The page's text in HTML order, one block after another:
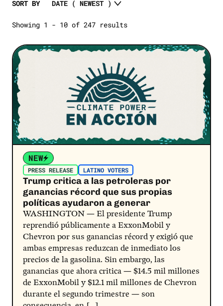
Open Letters
Polling
SEE MORE
2024 Election
SEE MORE
SELECT A STATE
Showing 1 - 10 of 247 results
SORT BY
Post Link
NEW
PRESS RELEASE LATINO VOTERS
Trump critica a las petroleras por
ganancias récord que sus propias
políticas ayudaron a generar
WASHINGTON — El presidente Trump
reprendió públicamente a ExxonMobil y
Chevron por sus ganancias récord y exigió que
ambas empresas reduzcan de inmediato los
precios de la gasolina. Sin embargo, las
ganancias que ahora critica — $14.5 mil millones
de ExxonMobil y $12.1 mil millones de Chevron
durante el segundo trimestre — son